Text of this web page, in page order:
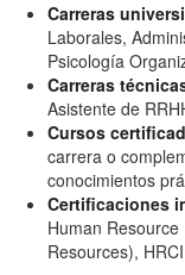
Carreras
Laborales,
Psicología
Carreras
Asistente de
Cursos
carrera o
conocimientos
Certificaciones
Human
Resources),